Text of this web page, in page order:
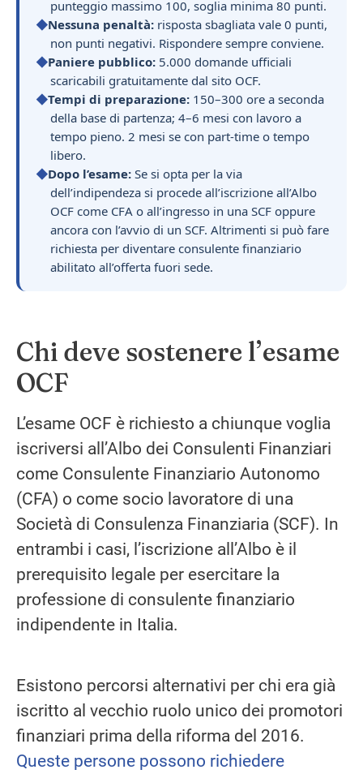
punteggio massimo 100, soglia minima 80 punti.
Nessuna penaltà: risposta sbagliata vale 0 punti,
non punti negativi. Rispondere sempre conviene.
Paniere pubblico: 5.000 domande ufficiali
scaricabili gratuitamente dal sito OCF.
Tempi di preparazione: 150–300 ore a seconda
della base di partenza; 4–6 mesi con lavoro a
tempo pieno. 2 mesi se con part-time o tempo
libero.
Dopo l’esame: Se si opta per la via
dell’indipendeza si procede all’iscrizione all’Albo
OCF come CFA o all’ingresso in una SCF oppure
ancora con l’avvio di un SCF. Altrimenti si può fare
richiesta per diventare consulente finanziario
abilitato all’offerta fuori sede.
Chi deve sostenere l’esame
OCF
L’esame OCF è richiesto a chiunque voglia
iscriversi all’Albo dei Consulenti Finanziari
come Consulente Finanziario Autonomo
(CFA) o come socio lavoratore di una
Società di Consulenza Finanziaria (SCF). In
entrambi i casi, l’iscrizione all’Albo è il
prerequisito legale per esercitare la
professione di consulente finanziario
indipendente in Italia.
Esistono percorsi alternativi per chi era già
iscritto al vecchio ruolo unico dei promotori
finanziari prima della riforma del 2016.
Queste persone possono richiedere